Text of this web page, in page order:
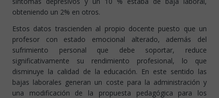
obteniendo un 2% en otros.
Estos datos trascienden al propio docente puesto que un
profesor con estado emocional alterado, además del
sufrimiento personal que debe soportar, reduce
significativamente su rendimiento profesional, lo que
disminuye la calidad de la educación. En este sentido las
bajas laborales generan un coste para la administración y
una modificación de la propuesta pedagógica para los